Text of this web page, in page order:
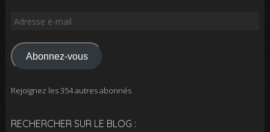
Adresse
mail
Abonnez-vous
Rejoignez les 354 autres abonnés
RECHERCHER SUR LE BLOG :